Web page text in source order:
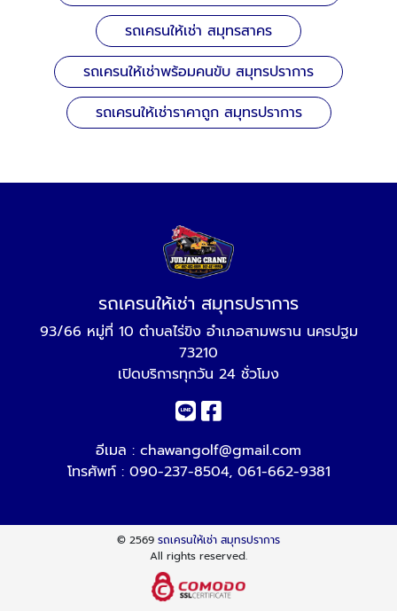
รถเครนให้เช่า สมุทรสาคร
รถเครนให้เช่าพร้อมคนขับ สมุทรปราการ
รถเครนให้เช่าราคาถูก สมุทรปราการ
รถเครนให้เช่า สมุทรปราการ
93/66 หมู่ที่ 10 ตำบลไร่ขิง อำเภอสามพราน นครปฐม
73210
เปิดบริการทุกวัน 24 ชั่วโมง
อีเมล : chawangolf@gmail.com
โทรศัพท์ : 090-237-8504, 061-662-9381
© 2569 รถเครนให้เช่า สมุทรปราการ
All rights reserved.